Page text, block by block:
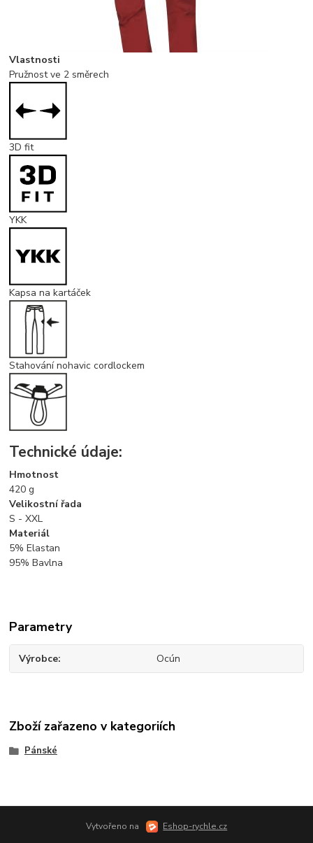
Vlastnosti
Pružnost ve 2 směrech
3D fit
YKK
Kapsa na kartáček
Stahování nohavic cordlockem
Technické údaje:
Hmotnost
420g
Velikostní řada
S - XXL
Materiál
5% Elastan
95% Bavlna
Parametry
Výrobce Ocún
Zboží zařazeno v kategoriích
Pánské
Vytvořeno na Eshop-rychle.cz